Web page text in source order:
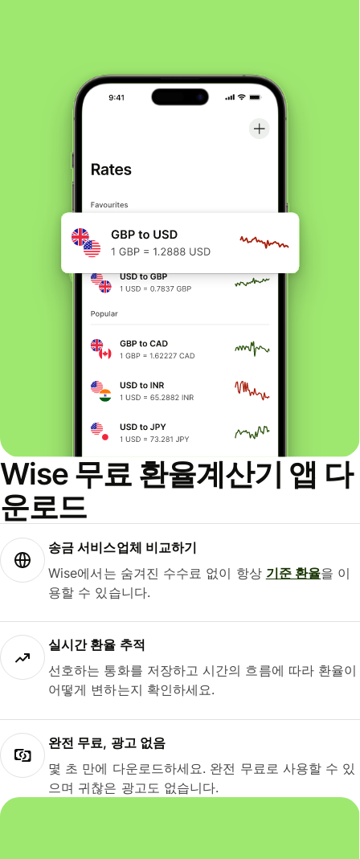
Wise 무료 환율계산기 앱 다
운로드
송금 서비스업체 비교하기
Wise에서는 숨겨진 수수료 없이 항상 기준 환율을 이
용할 수 있습니다.
실시간 환율 추적
선호하는 통화를 저장하고 시간의 흐름에 따라 환율이
어떻게 변하는지 확인하세요.
완전 무료, 광고 없음
몇 초 만에 다운로드하세요. 완전 무료로 사용할 수 있
으며 귀찮은 광고도 없습니다.